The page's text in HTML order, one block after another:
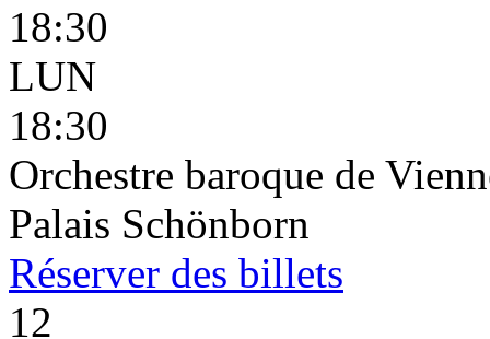
18:30
LUN
18:30
Orchestre baroque de
Palais Schönborn
Réserver des billets
12